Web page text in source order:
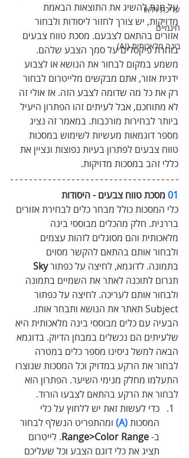
עריכת וידאו
חינמיים
בינה מלאכותית (AI)
על מנת להשיג את התוצאות הבאמת
מדויקות, יש צורך לחזור ליסודות ולבחור
אזורים בהתאם לצבעם. מסכת טווח צבעים
בוחרת פיקסלים על סמך הצבע שלהם.
משמע במקום לבחור את הנושא או לצבוע
ידנית אזור, אתם מבקשים מלייטרום לבחור
רק את כל מה שדומה לצבע הזה. אז אולי זה
לא מתוחכם, אבל לעיתים זהו הפתרון היעיל
ביותר לבחירות מורכבות. במאמר זה נציג
מספר דוגמאות מעשיות לשימוש במסכות
טווח צבעים לפתרון בעיות נפוצות ונציין את
כללי זהב במסכות מדויקות.
01 מסכת טווח צבעים - היסודות
כלי המסכות כולל מבחר כלים לבחירת אזורים
בררנית. חלק מהכלים מבוססי בינה
מלאכותית והם מסוגלים לזהות עצמים
ולבחור אותם בהתאם להקשר מסוים
בתמונה. לדוגמא, לחיצה על כפתור Sky
תגרום לתוכנה לאתר את השמיים בתמונה
ולבחור אותם לעריכה. לחיצה על כפתור
Subject תאתר את הנושא ותבחר אותו.
הבעיה עם כלים מבוססי בינה מלאכותית היא
שלעיתים הם נכשלים במבחן הדיוק. בדוגמא
הבאה למשל ניסינו מספר כלים במטרה
לבחור את הרקע במדויק וכל המסכות שנוצרו
התעלמו מחלק מנימי השיער. הפתרון הוא
לבחור את הרקע בהתאם לצבעו הורוד.
כדי לעשות זאת יש ללחוץ על כלי
המסכות (A)
ומהתפריט הנשלף לבחור
ב- Range>Color Range. לייטרום
תציג את כלי דוגם הצבע וכל שעליכם